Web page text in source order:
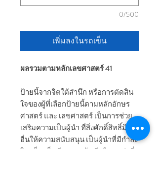
0/500
เพิ่มลงในรถเข็น
ผลรวมตามหลักเลขศาสตร์ 41
ป้ายนี้จากจิตใต้สำนึก หรือการตัดสิน
ใจของผู้ที่เลือกป้ายนี้ตามหลักอักษร
ศาสตร์ และ เลขศาสตร์ เป็นการช่วย
เสริมความเป็นผู้นำ ที่สิ่งศักดิ์สิทธิ์มิติ
อื่นให้ความสนับสนุน เป็นผู้นำที่มีกำลัง
ใจแข็งแข็ง มีความกล้า มีบริวารเก่งที่